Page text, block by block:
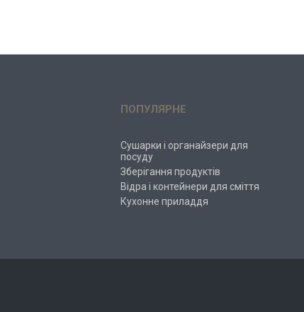
ПОПУЛЯРНЕ
Сушарки і органайзери для
посуду
Зберігання продуктів
Відра і контейнери для сміття
Кухонне приладдя